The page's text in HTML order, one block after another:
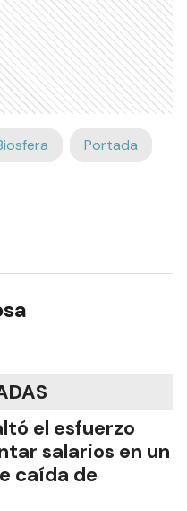
Portada
el esfuerzo
salarios en un
caída de